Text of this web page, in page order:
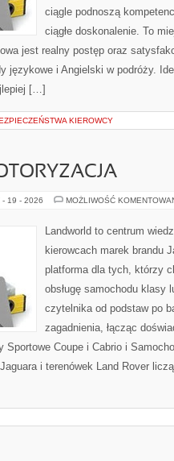
ciągle podnoszą
ciągłe doskonalenie. To
jest realny postęp oraz
językowe i Angielski w podróży.
[…]
KIEROWCY
- 19 - 2026 MOŻLIWOŚĆ
Landworld to centrum
kierowcach marek brandu
platforma dla tych, którzy
obsługę samochodu klasy
czytelnika od podstaw po
zagadnienia, łącząc
Sportowe Coupe i Cabrio i
i terenówek Land Rover